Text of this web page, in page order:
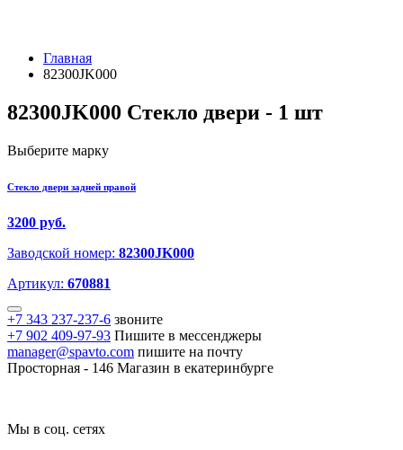
Главная
82300JK000
82300JK000 Стекло двери - 1 шт
Выберите марку
Стекло двери задней правой
3200 руб.
Заводской номер: 82300JK000
Артикул: 670881
+7 343 237-237-6 звоните
+7 902 409-97-93 Пишите в мессенджеры
manager@spavto.com пишите на почту
Просторная - 146 Магазин в екатеринбурге
Мы в соц. сетях